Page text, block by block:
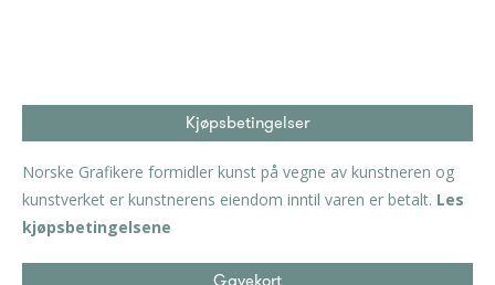
Kjøpsbetingelser
Norske Grafikere formidler kunst på vegne av kunstneren og
kunstverket er kunstnerens eiendom inntil varen er betalt. Les
kjøpsbetingelsene